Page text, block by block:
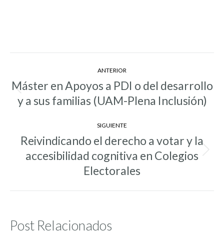
Navegación
entre
entradas
ANTERIOR
Entrada
anterior:
Máster en Apoyos a PDI o del desarrollo
y a sus familias (UAM-Plena Inclusión)
SIGUIENTE
Entrada
siguiente:
Reivindicando el derecho a votar y la
accesibilidad cognitiva en Colegios
Electorales
Post Relacionados